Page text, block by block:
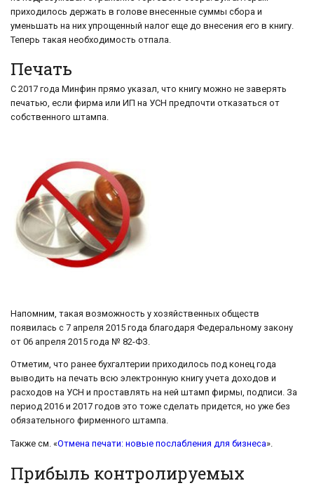
приходилось держать в голове внесенные суммы сбора и
уменьшать на них упрощенный налог еще до внесения его в книгу.
Теперь такая необходимость отпала.
Печать
С 2017 года Минфин прямо указал, что книгу можно не заверять
печатью, если фирма или ИП на УСН предпочти отказаться от
собственного штампа.
Напомним, такая возможность у хозяйственных обществ
появилась с 7 апреля 2015 года благодаря Федеральному закону
от 06 апреля 2015 года № 82-ФЗ.
Отметим, что ранее бухгалтерии приходилось под конец года
выводить на печать всю электронную книгу учета доходов и
расходов на УСН и проставлять на ней штамп фирмы, подписи. За
период 2016 и 2017 годов это тоже сделать придется, но уже без
обязательного фирменного штампа.
Также см. «Отмена печати: новые послабления для бизнеса».
Прибыль контролируемых